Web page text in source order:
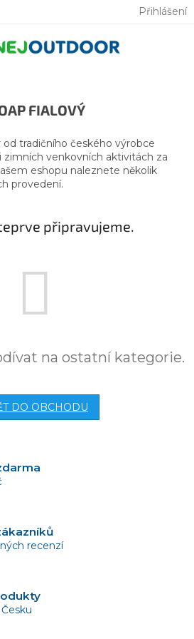
Přihlášení
FIALOVÝ
tradičního českého výrobce
zimních venkovních aktivitách za
eshopu naleznete několik
provedení.
připravujeme.
na ostatní kategorie.
DO OBCHODU
recenzí